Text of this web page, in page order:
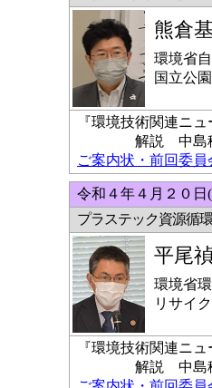
熊倉
環境省
国立公
『環境技術関連ニ
解説 中島稔科
ご案内状・前回委員
令和４年４月２０
プラステック資源循
平尾
環境省
リサイ
『環境技術関連ニ
解説 中島稔科